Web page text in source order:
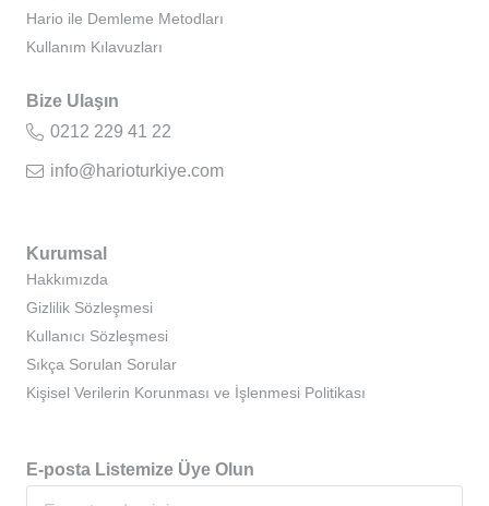
Hario ile Demleme Metodları
Kullanım Kılavuzları
Bize Ulaşın
0212 229 41 22
info@harioturkiye.com
Kurumsal
Hakkımızda
Gizlilik Sözleşmesi
Kullanıcı Sözleşmesi
Sıkça Sorulan Sorular
Kişisel Verilerin Korunması ve İşlenmesi Politikası
E-posta Listemize Üye Olun